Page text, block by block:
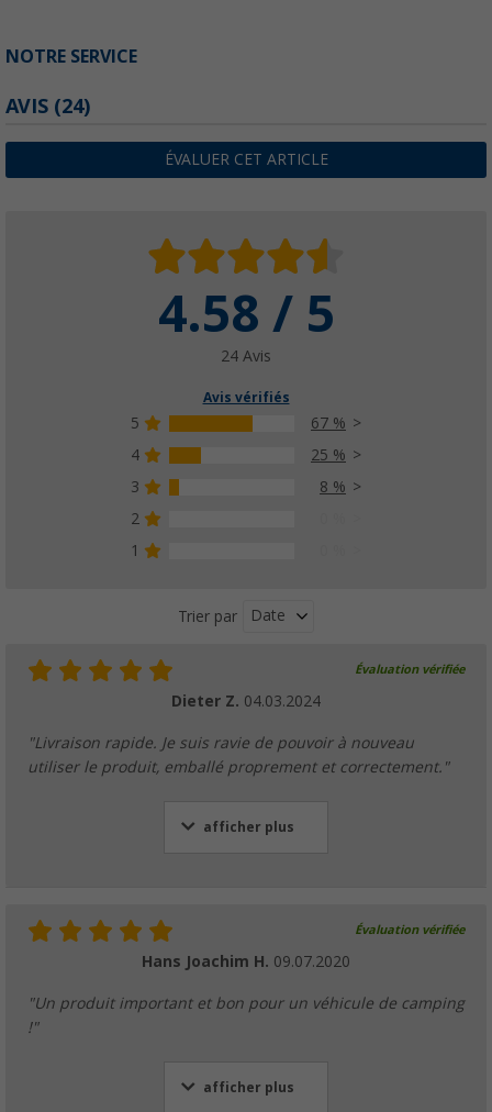
NOTRE SERVICE
AVIS (24)
ÉVALUER CET ARTICLE
4.58 / 5
24 Avis
Avis vérifiés
5
67 %
4
25 %
3
8 %
2
1
Trier par Date
Évaluation vérifiée
Dieter Z. 04.03.2024
"Livraison rapide. Je suis ravie de pouvoir à nouveau
utiliser le produit, emballé proprement et correctement."
afficher plus
Évaluation vérifiée
Hans Joachim H. 09.07.2020
"Un produit important et bon pour un véhicule de camping
!"
afficher plus